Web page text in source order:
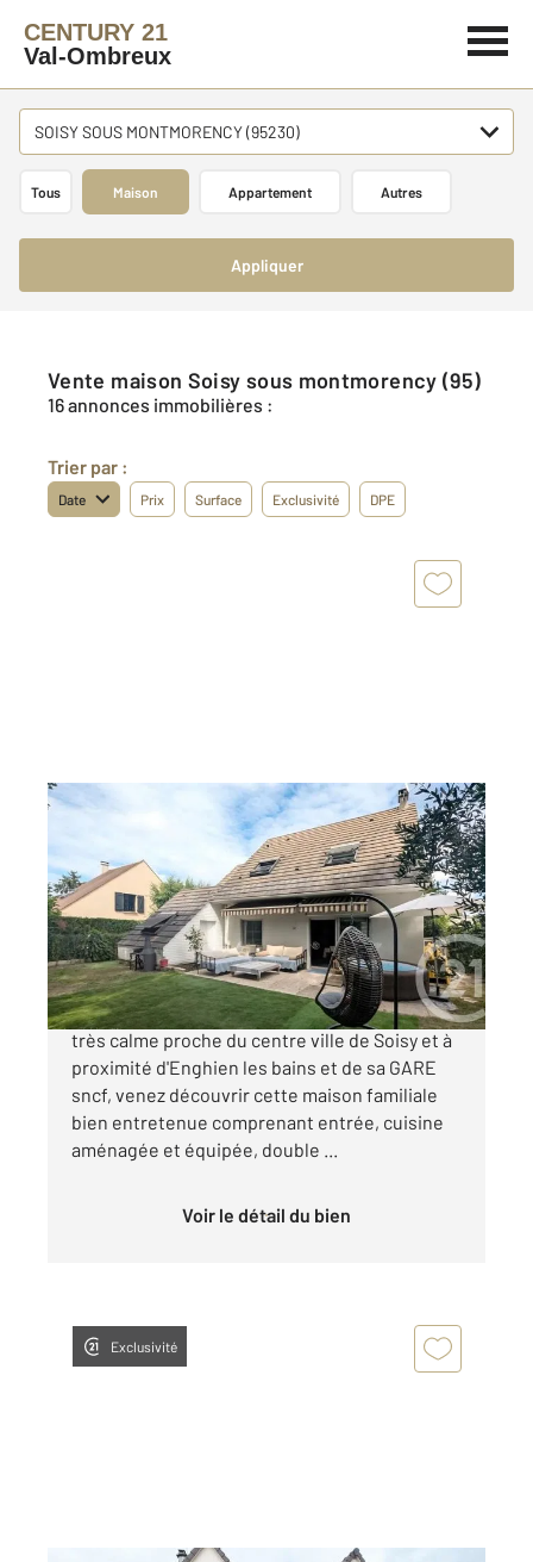
CENTURY 21
Val-Ombreux
SOISY SOUS MONTMORENCY (95230)
Tous Maison Appartement Autres
Appliquer
Vente maison Soisy sous montmorency (95)
16 annonces immobilières :
Trier par :
Date Prix Surface Exclusivité DPE
SOISY SOUS MONTMORENCY 95
Ref : 6273
Maison à vendre
498 000 €
SOISY SOUS MONTMORENCY Dans un quartier
très calme proche du centre ville de Soisy et à
proximité d'Enghien les bains et de sa GARE
sncf, venez découvrir cette maison familiale
bien entretenue comprenant entrée, cuisine
aménagée et équipée, double ...
Voir le détail du bien
Exclusivité